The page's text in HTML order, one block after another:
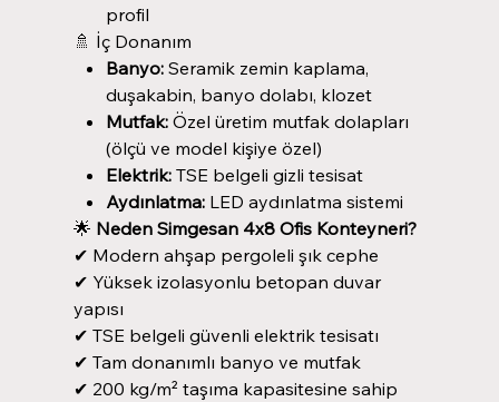
profil
🚿 İç Donanım
Banyo:Seramik zemin kaplama,
duşakabin, banyo dolabı, klozet
Mutfak:Özel üretim mutfak dolapları
(ölçü ve model kişiye özel)
Elektrik:TSE belgeli gizli tesisat
Aydınlatma:LED aydınlatma sistemi
🌟 Neden Simgesan 4x8 Ofis Konteyneri?
✔ Modern ahşap pergoleli şık cephe
✔ Yüksek izolasyonlu betopan duvar
yapısı
✔ TSE belgeli güvenli elektrik tesisatı
✔ Tam donanımlı banyo ve mutfak
✔ 200 kg/m² taşıma kapasitesine sahip